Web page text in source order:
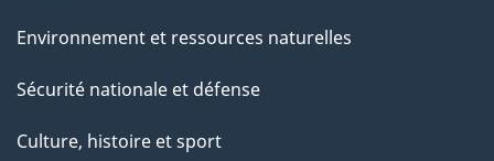
Environnement et ressources naturelles
Sécurité nationale et défense
Culture, histoire et sport